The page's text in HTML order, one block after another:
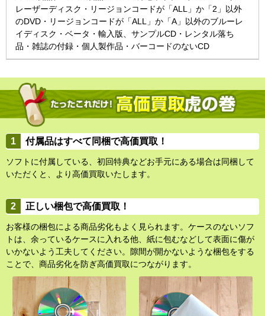
レーザーディスク・リージョンコードが「ALL」か「2」以外
のDVD・リージョンコードが「ALL」か「A」以外のブルーレ
イディスク・ベータ・輸入版、サンプルCD・レンタル落ち
品・雑誌の付録・個人製作品・バーコードのないCD
付属品はすべて同梱で高価買取！
ソフトに付属している、初回特典などお手元にある場合は同梱して
いただくと、より高価買取いたします。
正しい梱包で高価買取！
お客様の梱包による商品劣化もよく見られます。ケースのないソフ
トは、余っているケースに入れる他、紙に包むなどして表面に傷が
いかないよう工夫してください。隙間が開かないような梱包をする
ことで、商品劣化を防ぎ高価買取につながります。